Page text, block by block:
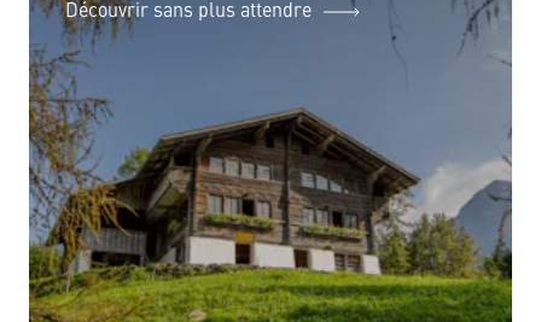
Découvrir sans plus attendre